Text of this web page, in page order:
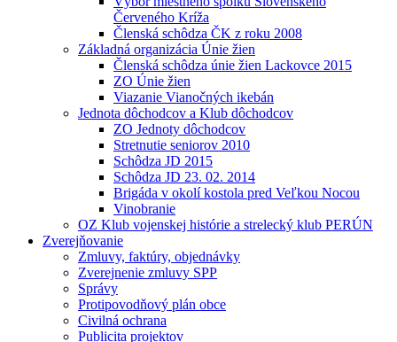
Červeného Kríža
Členská schôdza ČK z roku 2008
Základná organizácia Únie žien
Členská schôdza únie žien Lackovce 2015
ZO Únie žien
Viazanie Vianočných ikebán
Jednota dôchodcov a Klub dôchodcov
ZO Jednoty dôchodcov
Stretnutie seniorov 2010
Schôdza JD 2015
Schôdza JD 23. 02. 2014
Brigáda v okolí kostola pred Veľkou Nocou
Vinobranie
OZ Klub vojenskej histórie a strelecký klub PERÚN
Zverejňovanie
Zmluvy, faktúry, objednávky
Zverejnenie zmluvy SPP
Správy
Protipovodňový plán obce
Civilná ochrana
Publicita projektov